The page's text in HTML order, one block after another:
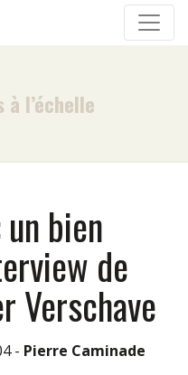
l’échelle
bien
de
Verschave
- Pierre Caminade